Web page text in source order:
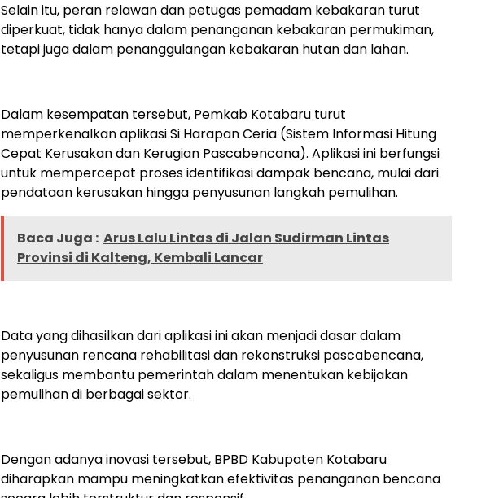
Selain itu, peran relawan dan petugas pemadam kebakaran turut
diperkuat, tidak hanya dalam penanganan kebakaran permukiman,
tetapi juga dalam penanggulangan kebakaran hutan dan lahan.
Dalam kesempatan tersebut, Pemkab Kotabaru turut
memperkenalkan aplikasi Si Harapan Ceria (Sistem Informasi Hitung
Cepat Kerusakan dan Kerugian Pascabencana). Aplikasi ini berfungsi
untuk mempercepat proses identifikasi dampak bencana, mulai dari
pendataan kerusakan hingga penyusunan langkah pemulihan.
Baca Juga : Arus Lalu Lintas di Jalan Sudirman Lintas
Provinsi di Kalteng, Kembali Lancar
Data yang dihasilkan dari aplikasi ini akan menjadi dasar dalam
penyusunan rencana rehabilitasi dan rekonstruksi pascabencana,
sekaligus membantu pemerintah dalam menentukan kebijakan
pemulihan di berbagai sektor.
Dengan adanya inovasi tersebut, BPBD Kabupaten Kotabaru
diharapkan mampu meningkatkan efektivitas penanganan bencana